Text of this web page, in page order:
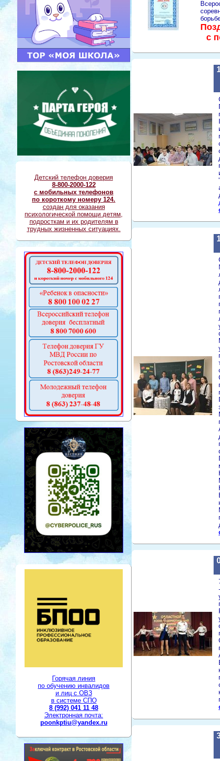
Детский телефон доверия
8-800-2000-122
с мобильных телефонов
по короткому номеру 124.
создан для оказания
психологической помощи детям,
подросткам и их родителям в
трудных жизненных ситуациях.
Горячая линия
по обучению инвалидов
и лиц с ОВЗ
в системе СПО
8 (992) 041 11 48
Электронная почта:
poonkptiu@yandex.ru
с